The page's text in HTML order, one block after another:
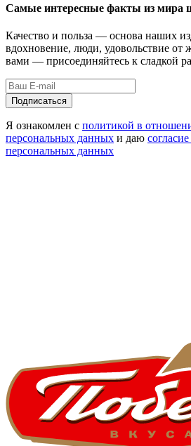
Самые интересные факты из мира
Качество и польза — основа наших
вдохновение, люди, удовольствие от
вами — присоединяйтесь к сладкой
Подписаться
Я ознакомлен с политикой в
персональных данных и даю
персональных данных